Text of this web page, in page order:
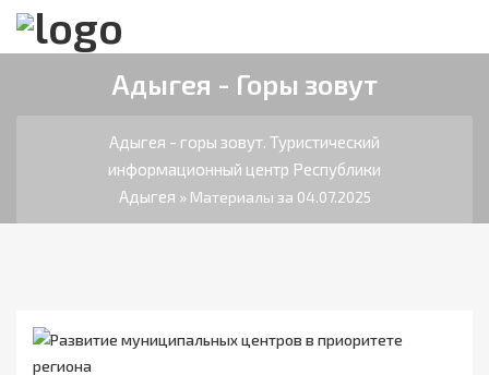
Адыгея - Горы зовут
Адыгея - горы зовут. Туристический
информационный центр Республики
Адыгея » Материалы за 04.07.2025